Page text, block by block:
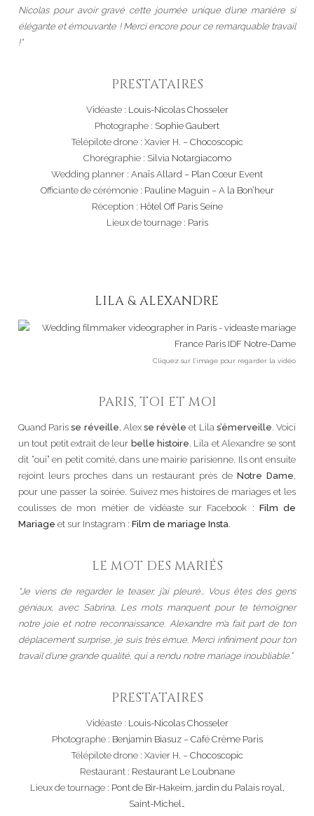
Nicolas pour avoir gravé cette journée unique d’une manière si
élégante et émouvante ! Merci encore pour ce remarquable travail
!”
PRESTATAIRES
Vidéaste : Louis-Nicolas Chosseler
Photographe : Sophie Gaubert
Télépilote drone : Xavier H. – Chocoscopic
Chorégraphie : Silvia Notargiacomo
Wedding planner : Anaïs Allard – Plan Cœur Event
Officiante de cérémonie : Pauline Maguin – A la Bon’heur
Réception : Hôtel Off Paris Seine
Lieux de tournage : Paris
LILA & ALEXANDRE
Cliquez sur l’image pour regarder la vidéo
PARIS, TOI ET MOI
Quand Parisse réveille, Alexse révèle et Lila s’émerveille. Voici
un tout petit extrait de leur belle histoire. Lila et Alexandre se sont
dit “oui” en petit comité, dans une mairie parisienne. Ils ont ensuite
rejoint leurs proches dans un restaurant près de Notre Dame,
pour une passer la soirée. Suivez mes histoires de mariages et les
coulisses de mon métier de vidéaste sur Facebook : Film de
Mariage et sur Instagram : Film de mariage Insta.
LE MOT DES MARIÉS
“Je viens de regarder le teaser, j’ai pleuré… Vous êtes des gens
géniaux, avec Sabrina. Les mots manquent pour te témoigner
notre joie et notre reconnaissance. Alexandre m’a fait part de ton
déplacement surprise, je suis très émue. Merci infiniment pour ton
travail d’une grande qualité, qui a rendu notre mariage inoubliable.”
PRESTATAIRES
Vidéaste : Louis-Nicolas Chosseler
Photographe : Benjamin Biasuz – Café Crème Paris
Télépilote drone : Xavier H. – Chocoscopic
Restaurant : Restaurant Le Loubnane
Lieux de tournage : Pont de Bir-Hakeim, jardin du Palais royal,
Saint-Michel…